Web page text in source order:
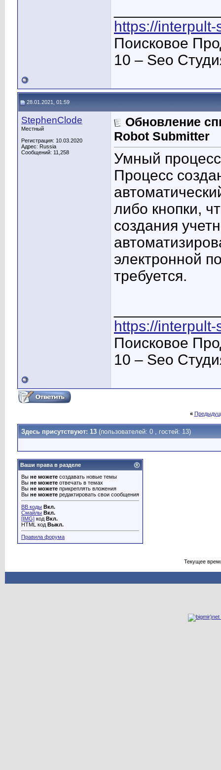
https://
Поисковое
10 – Seo
28.01.2021, 01:59
StephenClode
Местный
Регистрация: 10.03.2020
Адрес: Russia
Сообщений: 11,258
Обновление
Robot Submitter
Умный
Процесс
либо кнопки,
создания
электронной
требуется.
https://
Поисковое
10 – Seo
«
Здесь присутствуют: 13 (пользователей: 0 , гостей: 13)
Ваши права в разделе
Вы не можете создавать новые темы
Вы не можете отвечать в темах
Вы не можете прикреплять вложения
Вы не можете редактировать свои сообщения
BB коды Вкл.
Смайлы Вкл.
[IMG] код Вкл.
HTML код Выкл.
Правила форума
Текущее